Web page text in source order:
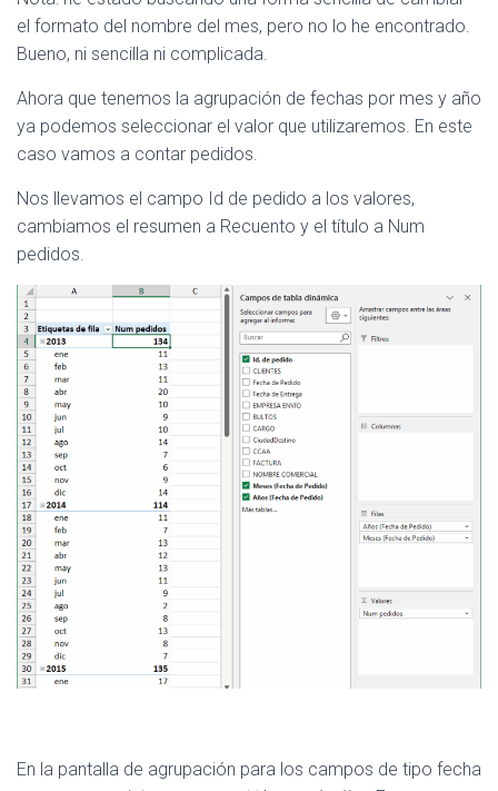
el formato del nombre del mes, pero no lo he encontrado.
Bueno, ni sencilla ni complicada.
Ahora que tenemos la agrupación de fechas por mes y año
ya podemos seleccionar el valor que utilizaremos. En este
caso vamos a contar pedidos.
Nos llevamos el campo Id de pedido a los valores,
cambiamos el resumen a Recuento y el título a Num
pedidos.
En la pantalla de agrupación para los campos de tipo fecha